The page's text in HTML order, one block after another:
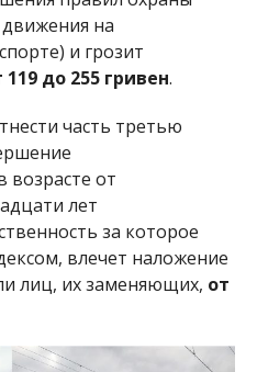
движения на
и грозит
до 255 гривен.
часть третью
от
лет
за которое
влечет наложение
лиц, их заменяющих, от